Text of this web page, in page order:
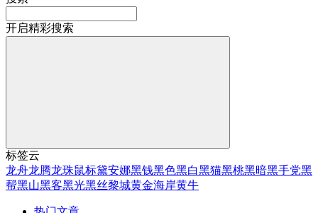
开启精彩搜索
标签云
龙舟龙腾龙珠鼠标黛安娜黑钱黑色黑白黑猫黑桃黑暗黑手党黑
帮黑山黑客黑光黑丝黎城黄金海岸黄牛